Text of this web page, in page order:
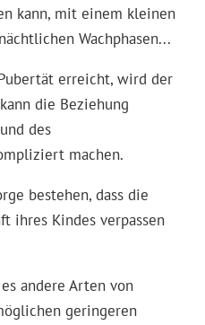
kann, mit einem kleinen
Wachphasen...
erreicht, wird der
die Beziehung
des
machen.
bestehen, dass die
ihres Kindes verpassen
andere Arten von
geringeren